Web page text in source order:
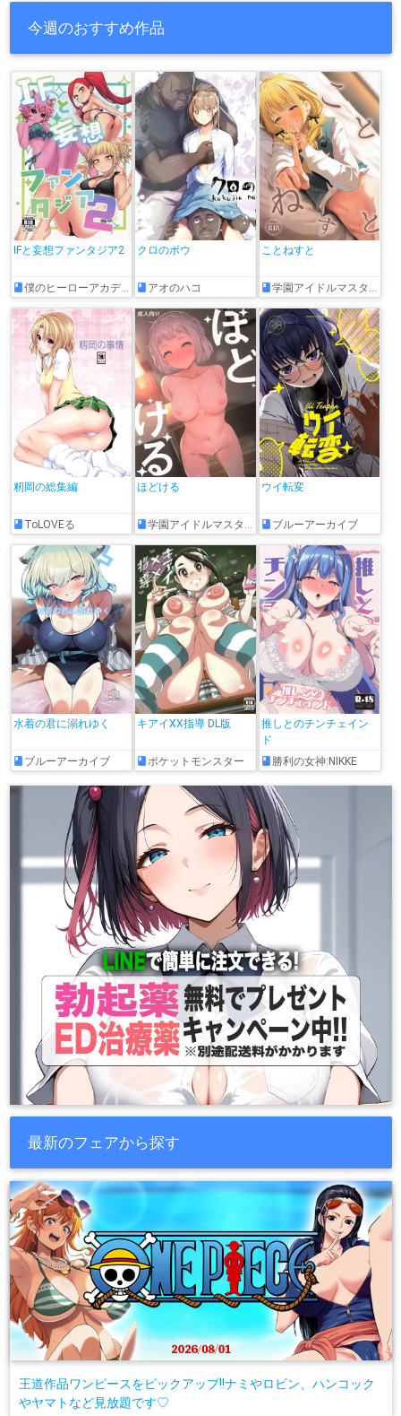
今週のおすすめ作品
IFと妄想ファンタジア2
僕のヒーローアカデミア
クロのボウ
アオのハコ
ことねすと
学園アイドルマスター
籾岡の総集編
ToLOVEる
ほどける
学園アイドルマスター
ウイ転変
ブルーアーカイブ
水着の君に溺れゆく
ブルーアーカイブ
キアイXX指導 DL版
ポケットモンスター
推しとのチンチェイン
ド
勝利の女神:NIKKE
最新のフェアから探す
王道作品ワンピースをピックアップ!!ナミやロビン、ハンコック
やヤマトなど見放題です♡